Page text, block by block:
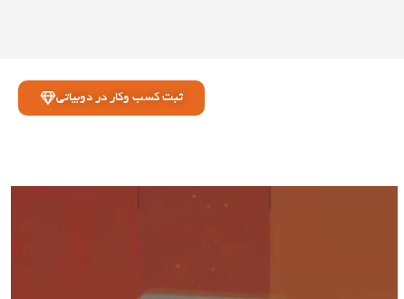
ثبت کسب وکار در دوبیاتی